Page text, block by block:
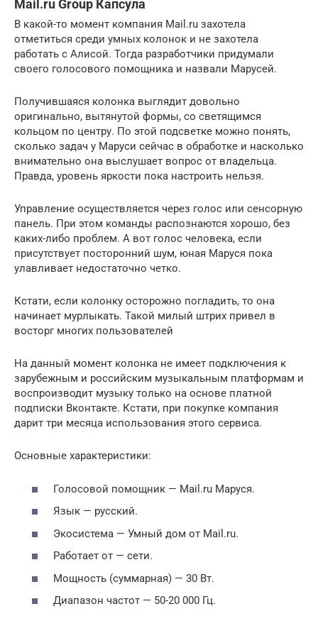
Mail.ru Group Капсула
В какой-то момент компания Mail.ru захотела
отметиться среди умных колонок и не захотела
работать с Алисой. Тогда разработчики придумали
своего голосового помощника и назвали Марусей.
Получившаяся колонка выглядит довольно
оригинально, вытянутой формы, со светящимся
кольцом по центру. По этой подсветке можно понять,
сколько задач у Маруси сейчас в обработке и насколько
внимательно она выслушает вопрос от владельца.
Правда, уровень яркости пока настроить нельзя.
Управление осуществляется через голос или сенсорную
панель. При этом команды распознаются хорошо, без
каких-либо проблем. А вот голос человека, если
присутствует посторонний шум, юная Маруся пока
улавливает недостаточно четко.
Кстати, если колонку осторожно погладить, то она
начинает мурлыкать. Такой милый штрих привел в
восторг многих пользователей
На данный момент колонка не имеет подключения к
зарубежным и российским музыкальным платформам и
воспроизводит музыку только на основе платной
подписки Вконтакте. Кстати, при покупке компания
дарит три месяца использования этого сервиса.
Основные характеристики:
Голосовой помощник — Mail.ru Маруся.
Язык — русский.
Экосистема — Умный дом от Mail.ru.
Работает от — сети.
Мощность (суммарная) — 30 Вт.
Диапазон частот — 50-20 000 Гц.